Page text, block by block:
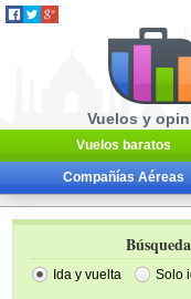
Vuelos y
Vuelos baratos
Compañías Aéreas
Ida y vuelta Solo